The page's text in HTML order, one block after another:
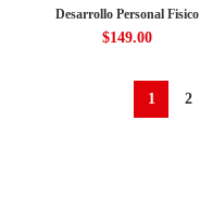
Desarrollo Personal Fisico
$149.00
1 2